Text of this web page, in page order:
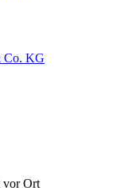
Co. KG
vor Ort